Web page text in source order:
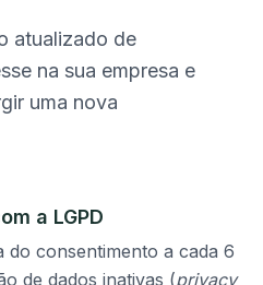
atualizado de
na sua empresa e
uma nova
a LGPD
do consentimento a cada 6
de dados inativas (privacy